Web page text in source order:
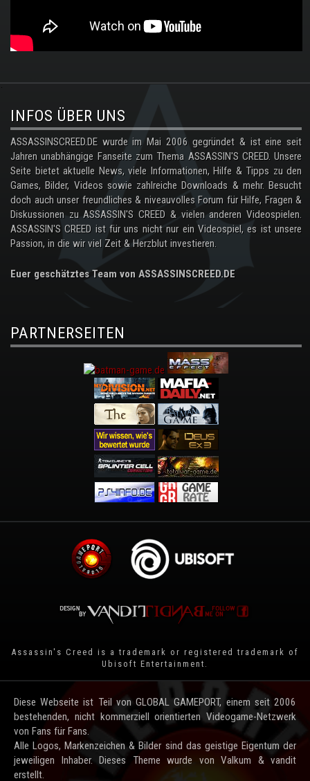
.
INFOS ÜBER UNS
ASSASSINSCREED.DE wurde im Mai 2006 gegründet & ist eine seit
Jahren unabhängige Fanseite zum Thema ASSASSIN'S CREED. Unsere
Seite bietet aktuelle News, viele Informationen, Hilfe & Tipps zu den
Games, Bilder, Videos sowie zahlreiche Downloads & mehr. Besucht
doch auch unser freundliches & niveauvolles Forum für Hilfe, Fragen &
Diskussionen zu ASSASSIN'S CREED & vielen anderen Videospielen.
ASSASSIN'S CREED ist für uns nicht nur ein Videospiel, es ist unsere
Passion, in die wir viel Zeit & Herzblut investieren.
Euer geschätztes Team von ASSASSINSCREED.DE
PARTNERSEITEN
Assassin's Creed is a trademark or registered trademark of
Ubisoft Entertainment
Diese Webseite ist Teil von GLOBAL GAMEPORT, einem seit 2006
bestehenden, nicht kommerziell orientierten Videogame-Netzwerk
von Fans für Fans.
Alle Logos, Markenzeichen & Bilder sind das geistige Eigentum der
jeweiligen Inhaber. Dieses Theme wurde von Valkum & vandit
erstellt.